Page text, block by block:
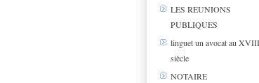
LES REUNIONS
PUBLIQUES
linguet un avocat au XVIII
siècle
NOTAIRE